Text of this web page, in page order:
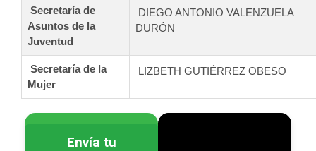
Secretaría de
Asuntos de la
Juventud
DIEGO ANTONIO VALENZUELA
DURÓN
Secretaría de la
Mujer
LIZBETH GUTIÉRREZ OBESO
Envía tu